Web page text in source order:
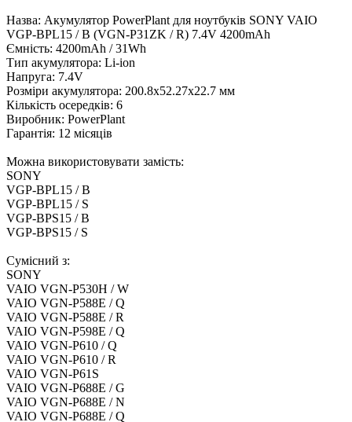
Назва: Акумулятор PowerPlant для ноутбуків SONY VAIO
VGP-BPL15 / B (VGN-P31ZK / R) 7.4V 4200mAh
Ємність: 4200mAh / 31Wh
Тип акумулятора: Li-ion
Напруга: 7.4V
Розміри акумулятора: 200.8x52.27x22.7 мм
Кількість осередків: 6
Виробник: PowerPlant
Гарантія: 12 місяців
Можна використовувати замість:
SONY
VGP-BPL15 / B
VGP-BPL15 / S
VGP-BPS15 / B
VGP-BPS15 / S
Сумісний з:
SONY
VAIO VGN-P530H / W
VAIO VGN-P588E / Q
VAIO VGN-P588E / R
VAIO VGN-P598E / Q
VAIO VGN-P610 / Q
VAIO VGN-P610 / R
VAIO VGN-P61S
VAIO VGN-P688E / G
VAIO VGN-P688E / N
VAIO VGN-P688E / Q